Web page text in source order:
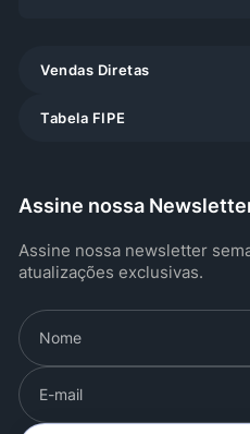
Vendas Diretas
Tabela FIPE
Assine nossa
Assine nossa newsletter
atualizações exclusivas.